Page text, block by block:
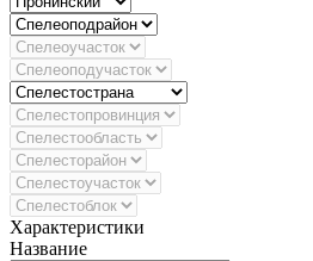
Характеристики
Название